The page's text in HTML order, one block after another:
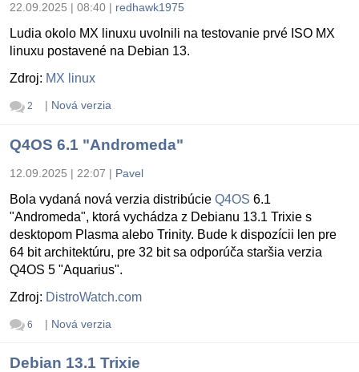
22.09.2025 | 08:40 | redhawk1975
Ludia okolo MX linuxu uvolnili na testovanie prvé ISO MX
linuxu postavené na Debian 13.
Zdroj: MX linux
2 | Nová verzia
Q4OS 6.1 "Andromeda"
12.09.2025 | 22:07 | Pavel
Bola vydaná nová verzia distribúcie Q4OS 6.1
"Andromeda", ktorá vychádza z Debianu 13.1 Trixie s
desktopom Plasma alebo Trinity. Bude k dispozícii len pre
64 bit architektúru, pre 32 bit sa odporúča staršia verzia
Q4OS 5 "Aquarius".
Zdroj: DistroWatch.com
6 | Nová verzia
Debian 13.1 Trixie